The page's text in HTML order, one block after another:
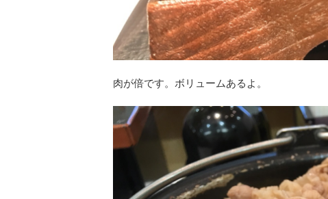
肉が倍です。ボリュームあるよ。